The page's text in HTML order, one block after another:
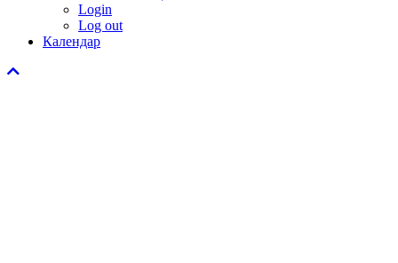
Login
Log out
Календар